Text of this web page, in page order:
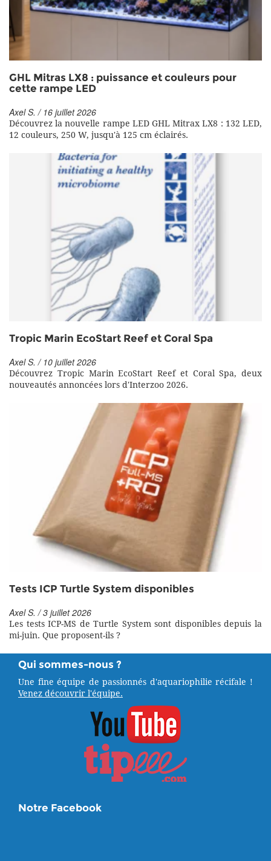
GHL Mitras LX8 : puissance et couleurs pour
cette rampe LED
Axel S. / 16 juillet 2026
Découvrez la nouvelle rampe LED GHL Mitrax LX8 : 132 LED,
12 couleurs, 250 W, jusqu'à 125 cm éclairés.
Tropic Marin EcoStart Reef et Coral Spa
Axel S. / 10 juillet 2026
Découvrez Tropic Marin EcoStart Reef et Coral Spa, deux
nouveautés annoncées lors d'Interzoo 2026.
Tests ICP Turtle System disponibles
Axel S. / 3 juillet 2026
Les tests ICP-MS de Turtle System sont disponibles depuis la
mi-juin. Que proposent-ils ?
Qui sommes-nous ?
Une fine équipe de passionnés d'aquariophilie récifale !
Venez découvrir l'équipe.
Notre Facebook